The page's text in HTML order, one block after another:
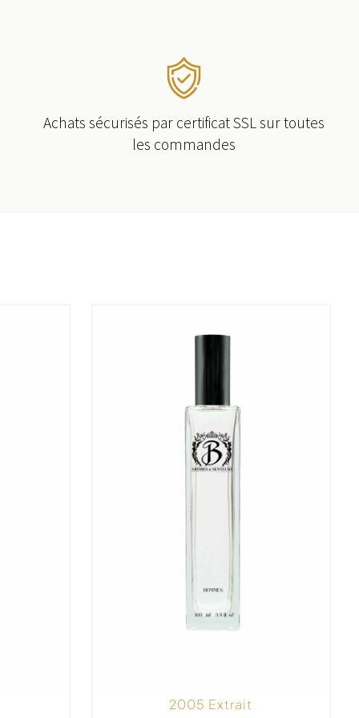
Achats sécurisés par certificat SSL sur toutes
les commandes
2005 Extrait